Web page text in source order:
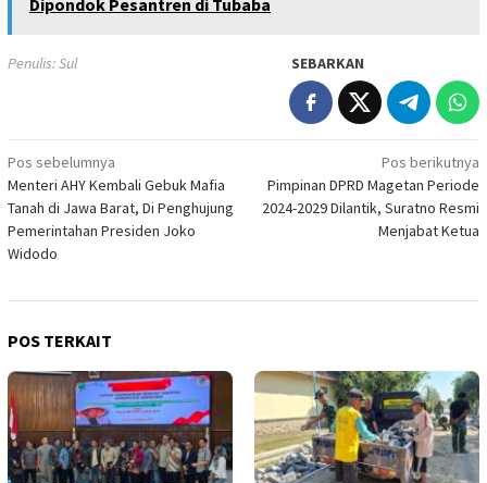
Penulis: Sul SEBARKAN
Navigasi
pos
Pos sebelumnya
Menteri AHY Kembali Gebuk Mafia
Tanah di Jawa Barat, Di Penghujung
Pemerintahan Presiden Joko
Widodo
Pos berikutnya
Pimpinan DPRD Magetan Periode
2024-2029 Dilantik, Suratno Resmi
Menjabat Ketua
POS TERKAIT